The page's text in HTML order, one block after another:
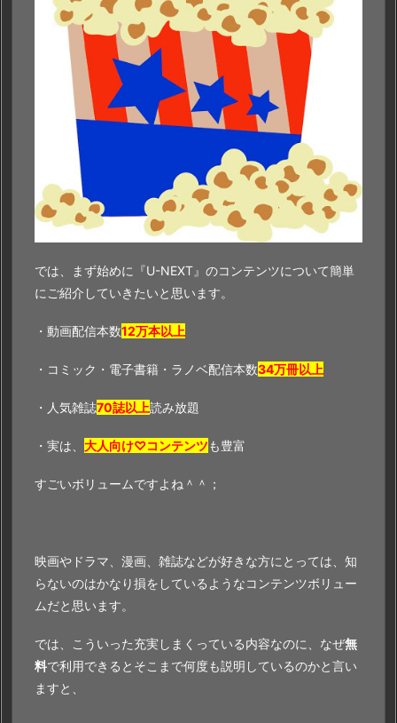
では、まず始めに『U-NEXT』のコンテンツについて簡単
にご紹介していきたいと思います。
・動画配信本数12万本以上
・コミック・電子書籍・ラノベ配信本数34万冊以上
・人気雑誌70誌以上読み放題
・実は、 大人向け♡コンテンツも豊富
すごいボリュームですよね＾＾；
映画やドラマ、漫画、雑誌などが好きな方にとっては、知
らないのはかなり損をしているようなコンテンツボリュー
ムだと思います。
では、こういった充実しまくっている内容なのに、なぜ無
料で利用できるとそこまで何度も説明しているのかと言い
ますと、